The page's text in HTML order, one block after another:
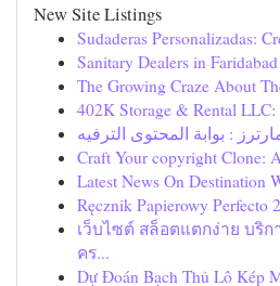
New Site Listings
Sudaderas Personalizadas:
Sanitary Dealers in Faridabad
The Growing Craze About
402K Storage & Rental LLC:
Craft Your copyright Clone:
Latest News On Destination
Ręcznik Papierowy Perfecto
เว็บไซต์ สล็อตแตกง่าย บริ
คร...
Dự Đoán Bạch Thủ Lô Kép